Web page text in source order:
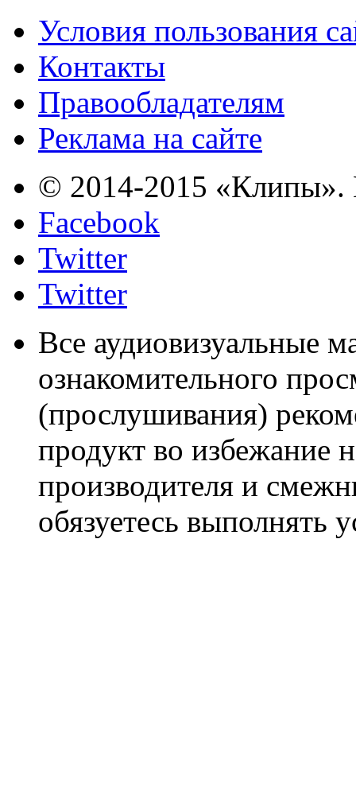
Условия пользования
Контакты
Правообладателям
Реклама на сайте
© 2014-2015 «Клипы».
Facebook
Twitter
Twitter
Все аудиовизуальные
ознакомительного
(прослушивания)
продукт во избежание
производителя и
обязуетесь выполнять